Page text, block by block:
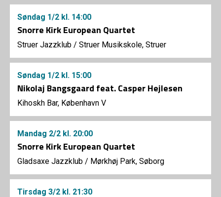
Søndag 1/2 kl. 14:00
Snorre Kirk European Quartet
Struer Jazzklub / Struer Musikskole, Struer
Søndag 1/2 kl. 15:00
Nikolaj Bangsgaard feat. Casper Hejlesen
Kihoskh Bar, København V
Mandag 2/2 kl. 20:00
Snorre Kirk European Quartet
Gladsaxe Jazzklub / Mørkhøj Park, Søborg
Tirsdag 3/2 kl. 21:30